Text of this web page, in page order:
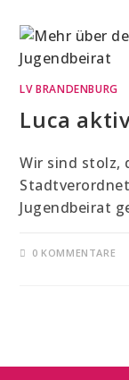
LV BRANDENBURG
Luca
Wir sind stolz,
Jugendbeirat
0 KOMMENTARE